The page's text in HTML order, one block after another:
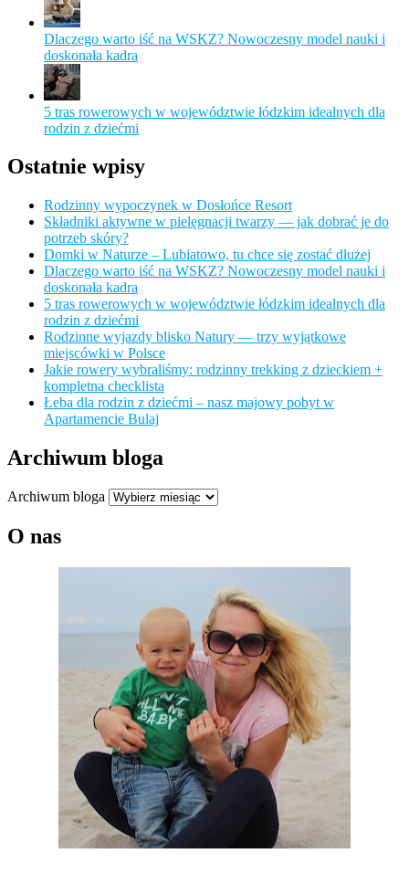
Dlaczego warto iść na WSKZ? Nowoczesny model nauki i
doskonała kadra
5 tras rowerowych w województwie łódzkim idealnych dla
rodzin z dziećmi
Ostatnie wpisy
Rodzinny wypoczynek w Dosłońce Resort
Składniki aktywne w pielęgnacji twarzy — jak dobrać je do
potrzeb skóry?
Domki w Naturze – Lubiatowo, tu chce się zostać dłużej
Dlaczego warto iść na WSKZ? Nowoczesny model nauki i
doskonała kadra
5 tras rowerowych w województwie łódzkim idealnych dla
rodzin z dziećmi
Rodzinne wyjazdy blisko Natury — trzy wyjątkowe
miejscówki w Polsce
Jakie rowery wybraliśmy: rodzinny trekking z dzieckiem +
kompletna checklista
Łeba dla rodzin z dziećmi – nasz majowy pobyt w
Apartamencie Bulaj
Archiwum bloga
Archiwum bloga
O nas